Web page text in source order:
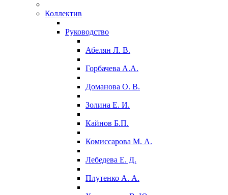
Коллектив
Руководство
Абелян Л. В.
Горбачева А.А.
Доманова О. В.
Золина Е. И.
Кайнов Б.П.
Комиссарова М. А.
Лебедева Е. Д.
Плутенко А. А.